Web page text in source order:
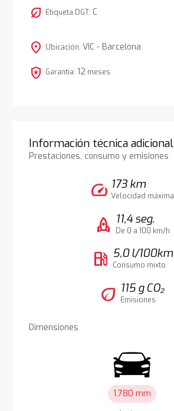
nest_eco_leaf Etiqueta DGT: C
location_on Ubicación: VIC - Barcelona
local_police Garantía: 12 meses
Información técnica adicional
Prestaciones, consumo y emisiones
speed 173 km
Velocidad máxima
rocket 11,4 seg.
De 0 a 100 km/h
local_gas_station 5,0 l/100km
Consumo mixto
eco 115 g CO₂
Emisiones
Dimensiones
1.780 mm